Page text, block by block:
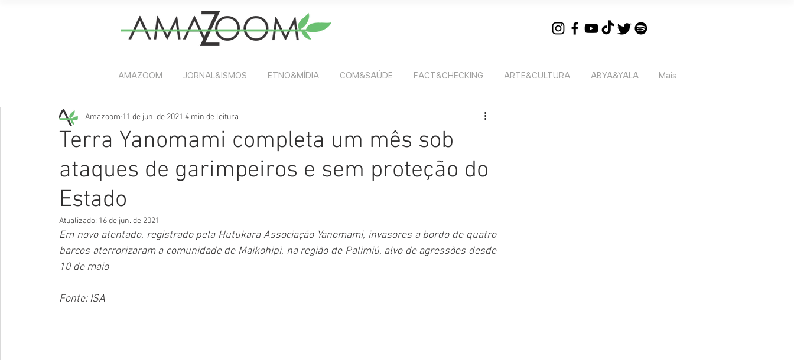
AMAZOOM JORNAL&ISMOS ETNO&MÍDIA COM&SAÚDE FACT&CHECKING ARTE&CULTURA ABYA&YALA Mais
Terra Yanomami completa um mês sob
ataques de garimpeiros e sem proteção do
Estado
Amazoom 11 de jun. de 2021 4 min de leitura
Atualizado: 16 de jun. de 2021
Em novo atentado, registrado pela Hutukara Associação Yanomami, invasores a bordo de quatro
barcos aterrorizaram a comunidade de Maikohipi, na região de Palimiú, alvo de agressões desde
10 de maio
Fonte: ISA